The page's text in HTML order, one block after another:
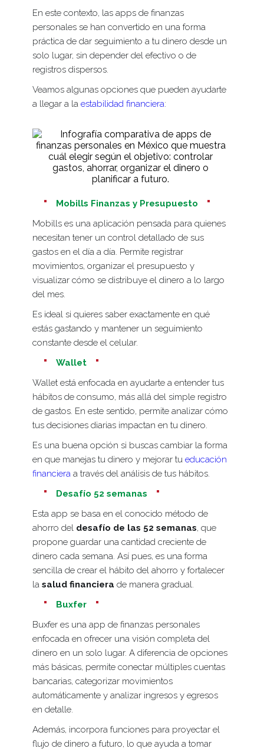
En este contexto, las apps de finanzas
personales se han convertido en una forma
práctica de dar seguimiento a tu dinero desde un
solo lugar, sin depender del efectivo o de
registros dispersos.
Veamos algunas opciones que pueden ayudarte
a llegar a la estabilidad financiera:
Mobills Finanzas y Presupuesto
Mobills es una aplicación pensada para quienes
necesitan tener un control detallado de sus
gastos en el día a día. Permite registrar
movimientos, organizar el presupuesto y
visualizar cómo se distribuye el dinero a lo largo
del mes.
Es ideal si quieres saber exactamente en qué
estás gastando y mantener un seguimiento
constante desde el celular.
Wallet
Wallet está enfocada en ayudarte a entender tus
hábitos de consumo, más allá del simple registro
de gastos. En este sentido, permite analizar cómo
tus decisiones diarias impactan en tu dinero.
Es una buena opción si buscas cambiar la forma
en que manejas tu dinero y mejorar tu educación
financiera a través del análisis de tus hábitos.
Desafío 52 semanas
Esta app se basa en el conocido método de
ahorro del desafío de las 52 semanas, que
propone guardar una cantidad creciente de
dinero cada semana. Así pues, es una forma
sencilla de crear el hábito del ahorro y fortalecer
la salud financiera de manera gradual.
Buxfer
Buxfer es una app de finanzas personales
enfocada en ofrecer una visión completa del
dinero en un solo lugar. A diferencia de opciones
más básicas, permite conectar múltiples cuentas
bancarias, categorizar movimientos
automáticamente y analizar ingresos y egresos
en detalle.
Además, incorpora funciones para proyectar el
flujo de dinero a futuro, lo que ayuda a tomar